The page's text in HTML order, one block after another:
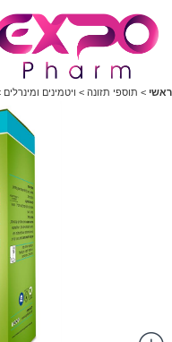
ראשי > תוספי תזונה > ויטמינים ומינרלים